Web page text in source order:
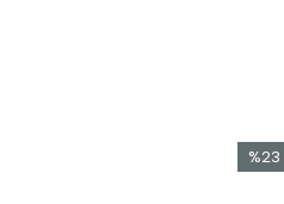
%23